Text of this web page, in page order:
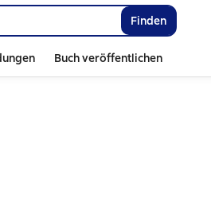
Finden
Buch veröffentlichen